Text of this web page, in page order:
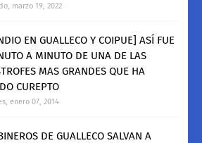
marzo 19, 2022
EN GUALLECO Y COIPUE] ASÍ FUE
A MINUTO DE UNA DE LAS
MAS GRANDES QUE HA
CUREPTO
enero 07, 2014
DE GUALLECO SALVAN A